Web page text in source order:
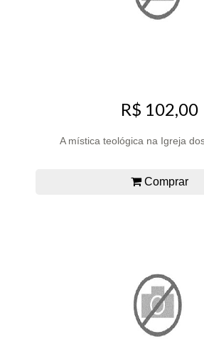
R$ 102,00
A mística teológica na Igreja
Comprar